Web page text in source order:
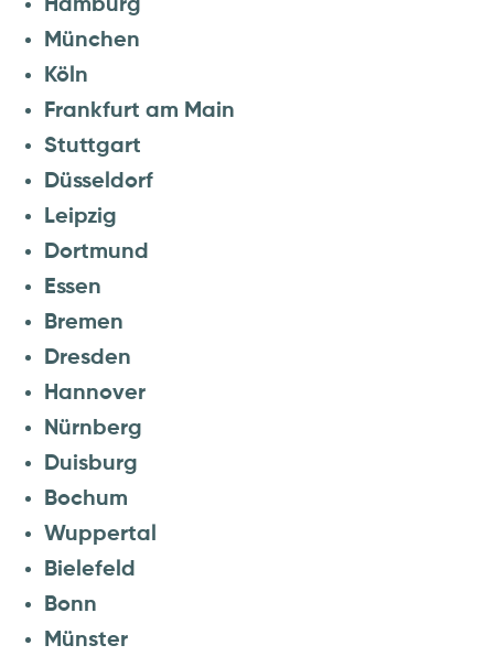
Hamburg
München
Köln
Frankfurt am Main
Stuttgart
Düsseldorf
Leipzig
Dortmund
Essen
Bremen
Dresden
Hannover
Nürnberg
Duisburg
Bochum
Wuppertal
Bielefeld
Bonn
Münster